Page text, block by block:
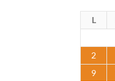
L
2
9